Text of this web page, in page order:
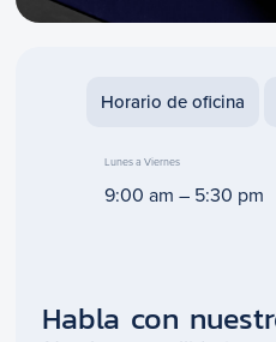
Horario de oficina
Lunes a Viernes
9:00 am – 5:30 pm
Habla con